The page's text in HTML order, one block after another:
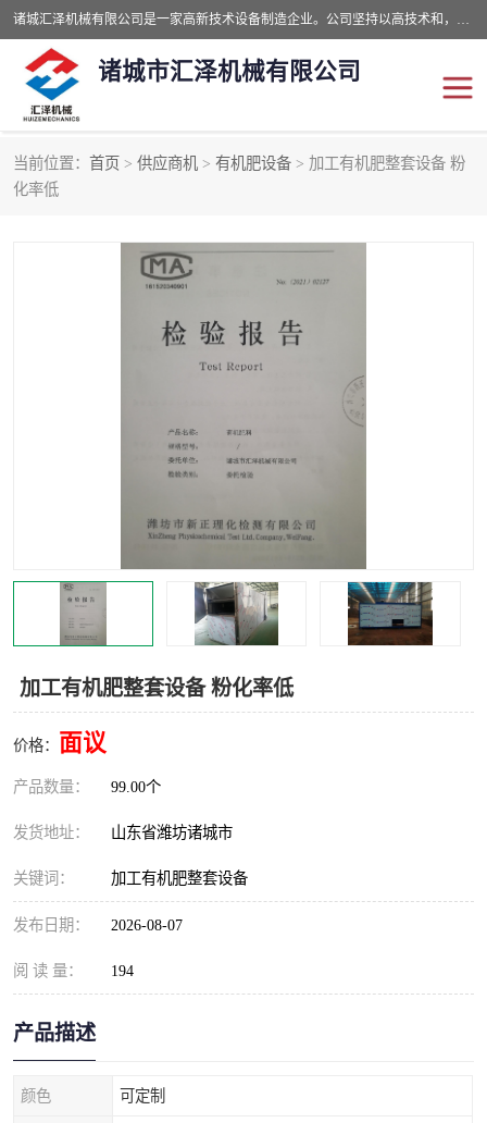
诸城汇泽机械有限公司是一家高新技术设备制造企业。公司坚持以高技术和，高服务于用户，以的环保机械制造设备赢的用户的信赖。现在主要生产死亡畜禽无害化处理和立式和卧式有机肥设备，搅拌机，烘干机，高温发酵机等。污水处理设备，固液分离机。气浮机，化制机等。公司秉承品质，用户至上，科技创新的经营理。
诸城市汇泽机械有限公司
当前位置： 首页 > 供应商机 > 有机肥设备 > 加工有机肥整套设备 粉
化率低
加工有机肥整套设备 粉化率低
价格： 面议
产品数量： 99.00个
发货地址： 山东省潍坊诸城市
关键词： 加工有机肥整套设备
发布日期： 2026-08-07
阅 读 量： 194
产品描述
颜色 可定制
发酵设备
鸡粪发酵机 有机肥设备
纳米膜好氧发酵堆肥机
纳米膜发酵
分子膜堆肥仓
分子膜发酵堆肥设备